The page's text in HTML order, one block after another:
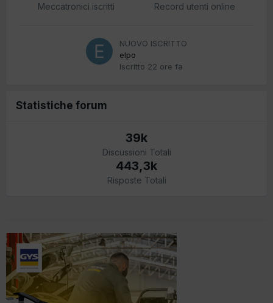
Meccatronici iscritti Record utenti online
NUOVO ISCRITTO
elpo
Iscritto 22 ore fa
Statistiche forum
39k
Discussioni Totali
443,3k
Risposte Totali